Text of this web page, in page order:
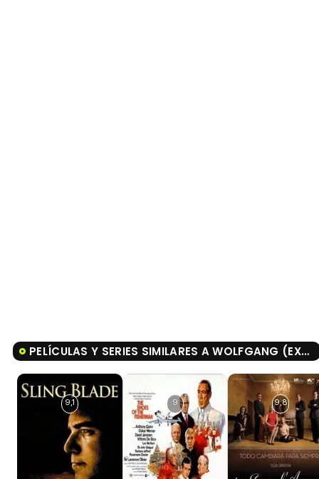
PELÍCULAS Y SERIES SIMILARES A WOLFGANG (EXTRAORDINARIO)
9,1 9 9,8